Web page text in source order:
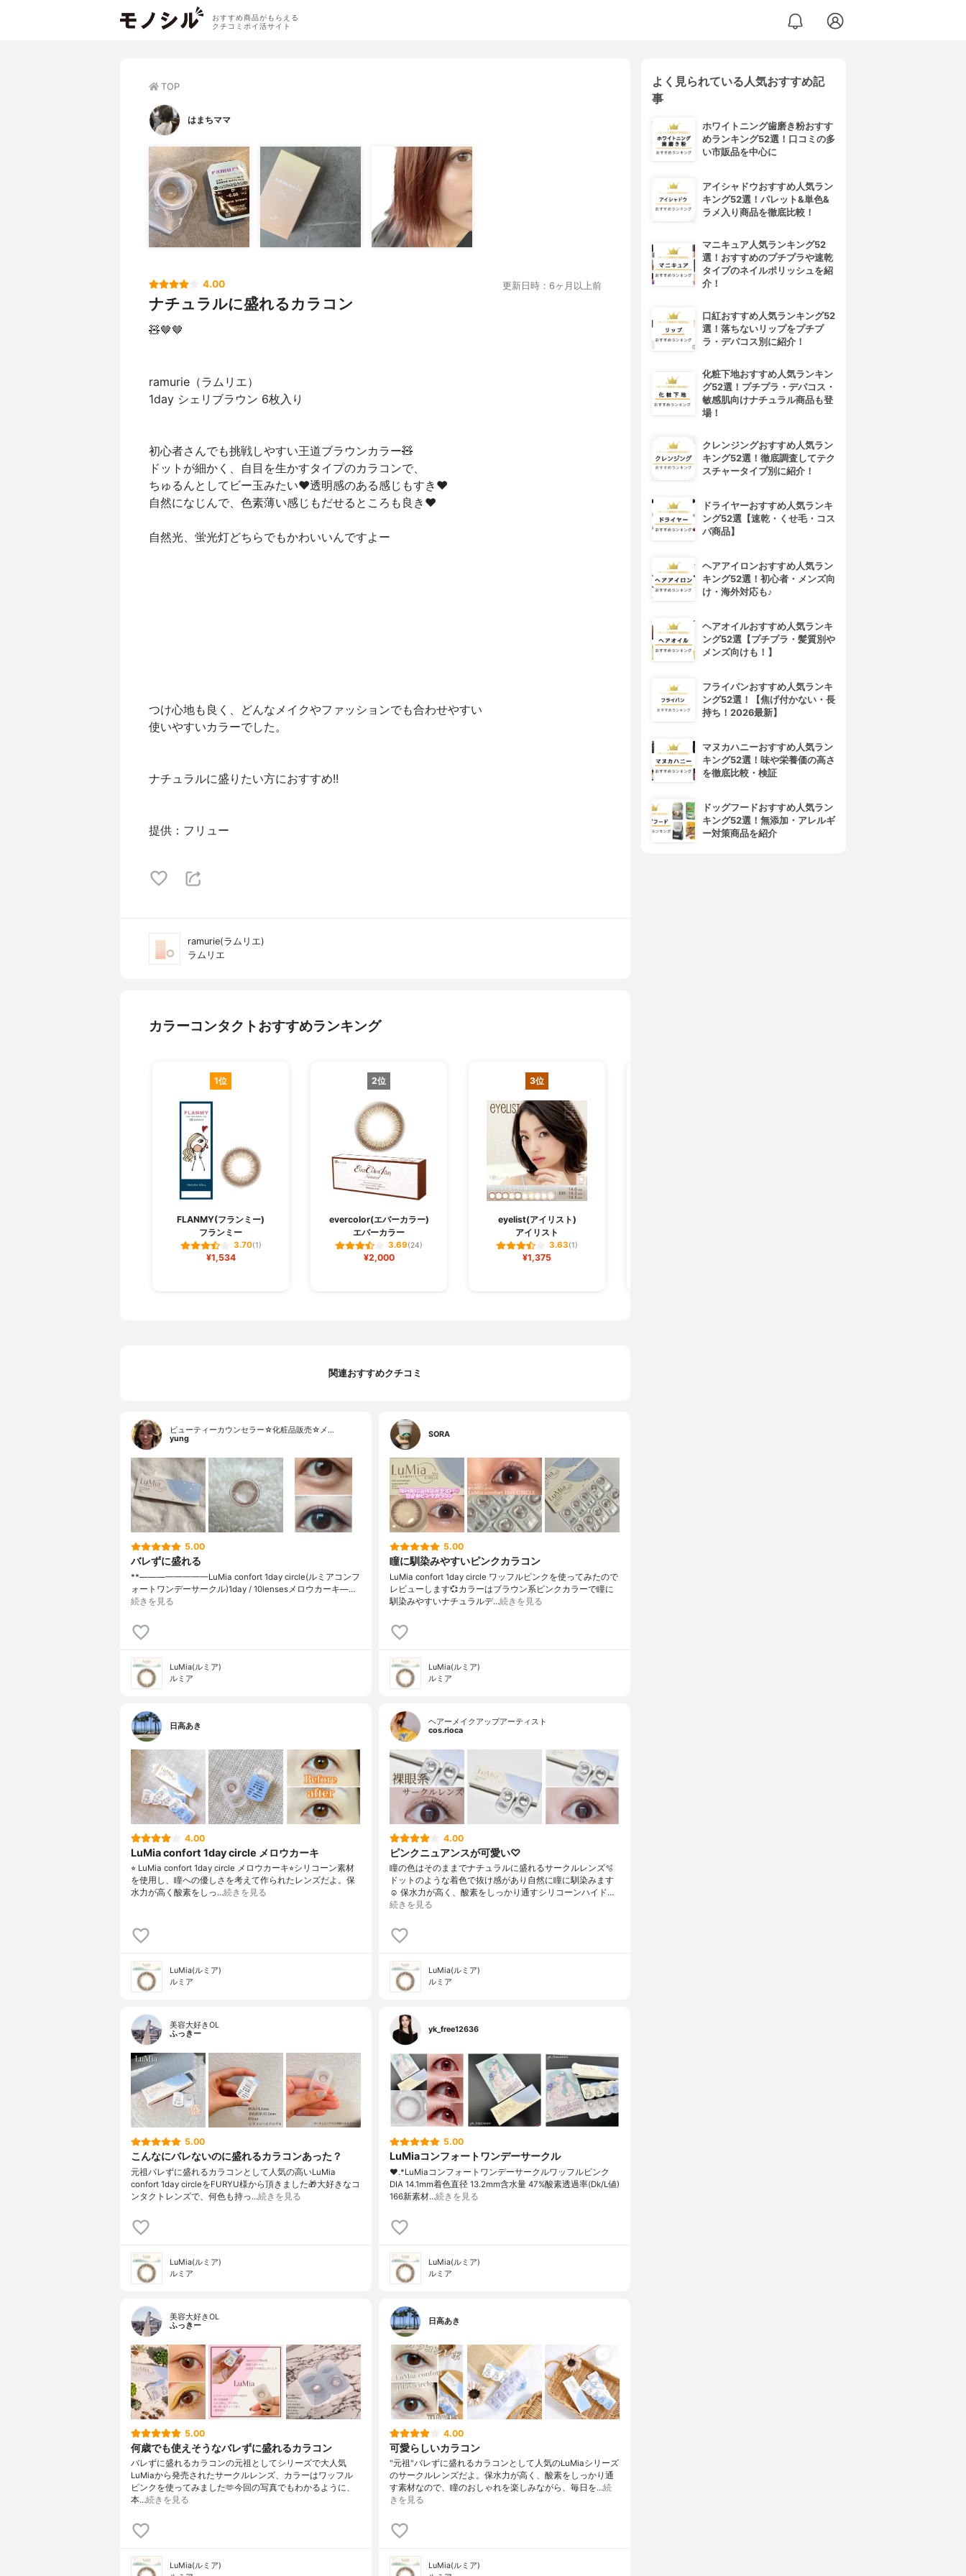
おすすめ商品がもらえる
クチコミポイ活サイト
TOP
はまちママ
4.00 更新日時：6ヶ月以上前
ナチュラルに盛れるカラコン
🧸🤎🤎
ramurie（ラムリエ）
1day シェリブラウン 6枚入り
初心者さんでも挑戦しやすい王道ブラウンカラー🧸‪
ドットが細かく、自目を生かすタイプのカラコンで、
ちゅるんとしてビー玉みたい♥透明感のある感じもすき♥
自然になじんで、色素薄い感じもだせるところも良き♥
自然光、蛍光灯どちらでもかわいいんですよー
つけ心地も良く、どんなメイクやファッションでも合わせやすい
使いやすいカラーでした。
ナチュラルに盛りたい方におすすめ!!
提供：フリュー
ramurie(ラムリエ)
ラムリエ
カラーコンタクトおすすめランキング
1位
FLANMY(フランミー)
フランミー
3.70(1)
¥1,534
2位
evercolor(エバーカラー)
エバーカラー
3.69(24)
¥2,000
3位
eyelist(アイリスト)
アイリスト
3.63(1)
¥1,375
関連おすすめクチコミ
ビューティーカウンセラー☆化粧品販売☆メ…
yung
5.00
バレずに盛れる
⁡**————————⁡LuMia confort 1day circle(ルミアコンフ
ォートワンデーサークル)⁡1day / 10lensesメロウカーキ⁡—…
続きを見る
LuMia(ルミア)
ルミア
SORA
5.00
瞳に馴染みやすいピンクカラコン
LuMia confort 1day circle ワッフルピンクを使ってみたので
レビューします💞⁡カラーはブラウン系ピンクカラーで瞳に
馴染みやすいナチュラルデ…続きを見る
LuMia(ルミア)
ルミア
日高あき
4.00
LuMia confort 1day circle メロウカーキ
⭐︎ LuMia confort 1day circle メロウカーキ⭐︎シリコーン素材
を使用し、瞳への優しさを考えて作られたレンズだよ。保
水力が高く酸素をしっ…続きを見る
LuMia(ルミア)
ルミア
ヘアーメイクアップアーティスト
cos.rioca
4.00
ピンクニュアンスが可愛い♡
瞳の色はそのままでナチュラルに盛れるサークルレンズ🫧
ドットのような着色で抜け感があり自然に瞳に馴染みます
☺️ 保水力が高く、酸素をしっかり通すシリコーンハイド…
続きを見る
LuMia(ルミア)
ルミア
美容大好きOL
ふっきー
5.00
こんなにバレないのに盛れるカラコンあった？
元祖バレずに盛れるカラコンとして人気の高いLuMia
confort 1day circleをFURYU様から頂きました🎁大好きなコ
ンタクトレンズで、何色も持っ…続きを見る
LuMia(ルミア)
ルミア
yk_free12636
5.00
LuMiaコンフォートワンデーサークル
❤︎.*⁡LuMiaコンフォートワンデーサークルワッフルピンク
⁡DIA 14.1mm着色直径 13.2mm含水量 47%酸素透過率(Dk/L値)
166⁡新素材…続きを見る
LuMia(ルミア)
ルミア
美容大好きOL
ふっきー
5.00
何歳でも使えそうなバレずに盛れるカラコン
バレずに盛れるカラコンの元祖としてシリーズで大人気
LuMiaから発売されたサークルレンズ、カラーはワッフル
ピンクを使ってみました🫶今回の写真でもわかるように、
本…続きを見る
LuMia(ルミア)
日高あき
4.00
可愛らしいカラコン
"元祖"バレずに盛れるカラコンとして人気のLuMiaシリーズ
のサークルレンズだよ。保水力が高く、酸素をしっかり通
す素材なので、瞳のおしゃれを楽しみながら、毎日を…続
きを見る
LuMia(ルミア)
よく見られている人気おすすめ記
事
ホワイトニング歯磨き粉おすす
めランキング52選！口コミの多
い市販品を中心に
アイシャドウおすすめ人気ラン
キング52選！パレット&単色&
ラメ入り商品を徹底比較！
マニキュア人気ランキング52
選！おすすめのプチプラや速乾
タイプのネイルポリッシュを紹
介！
口紅おすすめ人気ランキング52
選！落ちないリップをプチプ
ラ・デパコス別に紹介！
化粧下地おすすめ人気ランキン
グ52選！プチプラ・デパコス・
敏感肌向けナチュラル商品も登
場！
クレンジングおすすめ人気ラン
キング52選！徹底調査してテク
スチャータイプ別に紹介！
ドライヤーおすすめ人気ランキ
ング52選【速乾・くせ毛・コス
パ商品】
ヘアアイロンおすすめ人気ラン
キング52選！初心者・メンズ向
け・海外対応も♪
ヘアオイルおすすめ人気ランキ
ング52選【プチプラ・髪質別や
メンズ向けも！】
フライパンおすすめ人気ランキ
ング52選！【焦げ付かない・長
持ち！2026最新】
マヌカハニーおすすめ人気ラン
キング52選！味や栄養価の高さ
を徹底比較・検証
ドッグフードおすすめ人気ラン
キング52選！無添加・アレルギ
ー対策商品を紹介